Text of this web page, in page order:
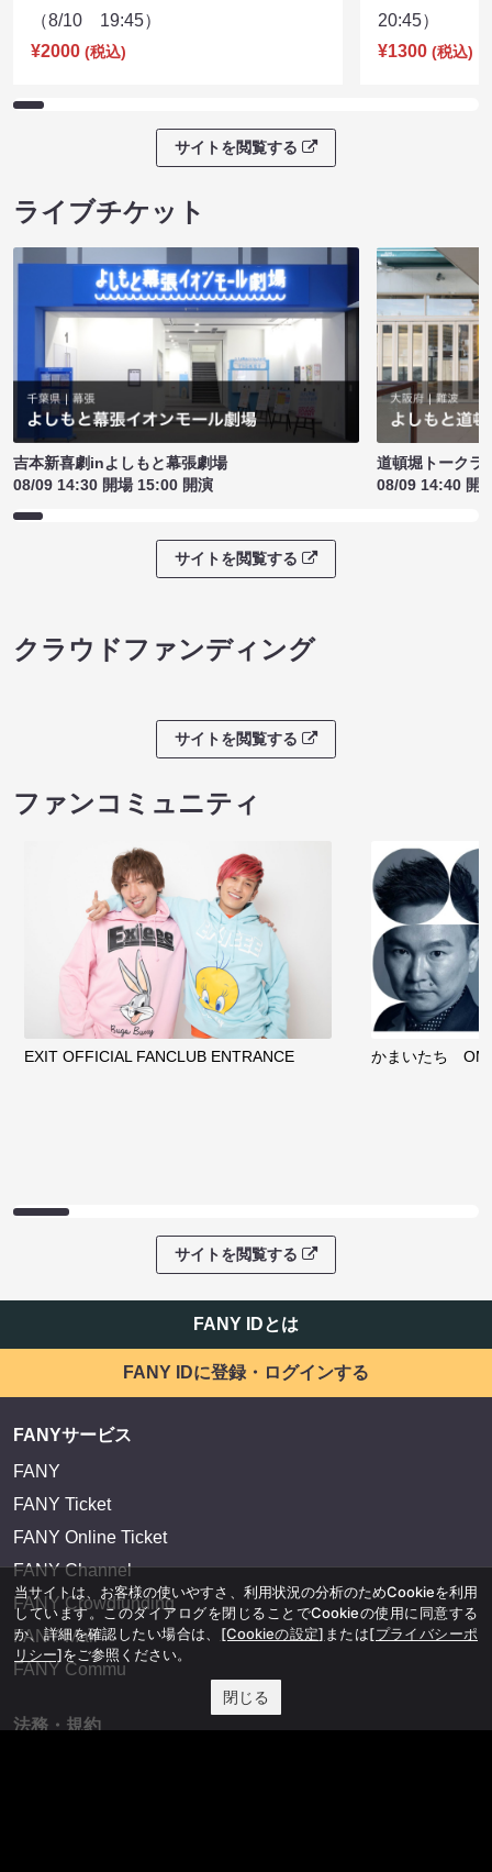
（8/10 19:45）
¥2000 (税込)
20:45）
¥1300 (税込)
サイトを閲覧する
ライブチケット
吉本新喜劇inよしもと幕張劇場
08/09 14:30 開場 15:00 開演
道頓堀トークラ
08/09 14:40 開
サイトを閲覧する
クラウドファンディング
サイトを閲覧する
ファンコミュニティ
EXIT OFFICIAL FANCLUB ENTRANCE かまいたち
サイトを閲覧する
FANY IDとは
FANY IDに登録・ログインする
FANYサービス
FANY
FANY Ticket
FANY Online Ticket
FANY Channel
FANY Crowdfunding
FANY Mall
FANY Commu
法務・規約
当サイトは、お客様の使いやすさ、利用状況の分析のためCookieを利用
しています。このダイアログを閉じることでCookieの使用に同意する
か、詳細を確認したい場合は、 [Cookieの設定] または[プライバシーポ
リシー]をご参照ください。
閉じる